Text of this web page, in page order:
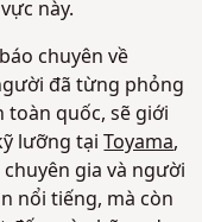
này.
chuyên về
đã từng phỏng
toàn quốc, sẽ giới
lưỡng tạiToyama,
gia và người
nổi tiếng, mà còn